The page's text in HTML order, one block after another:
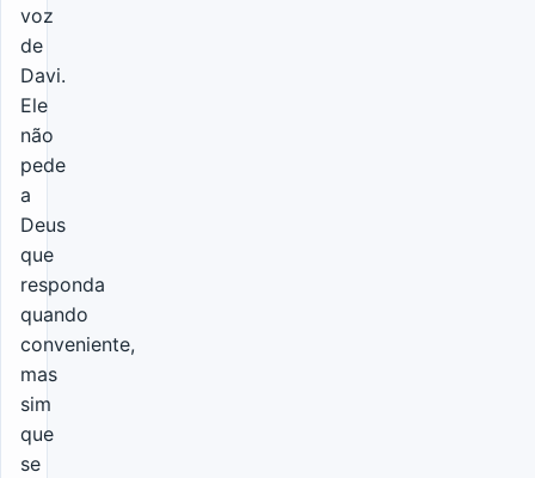
voz
de
Davi.
Ele
não
pede
a
Deus
que
responda
quando
conveniente,
mas
sim
que
se